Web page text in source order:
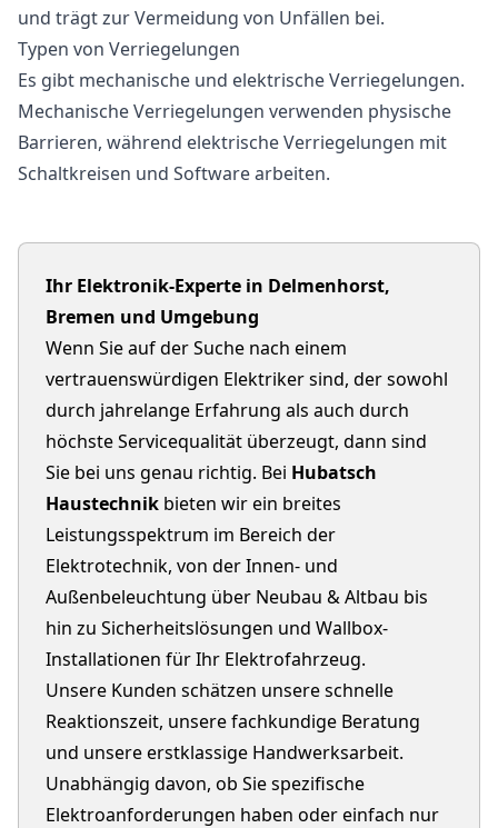
und trägt zur Vermeidung von Unfällen bei.
Typen von Verriegelungen
Es gibt mechanische und elektrische Verriegelungen.
Mechanische Verriegelungen verwenden physische
Barrieren, während elektrische Verriegelungen mit
Schaltkreisen und Software arbeiten.
Ihr Elektronik-Experte in Delmenhorst,
Bremen und Umgebung
Wenn Sie auf der Suche nach einem
vertrauenswürdigen Elektriker sind, der sowohl
durch jahrelange Erfahrung als auch durch
höchste Servicequalität überzeugt, dann sind
Sie bei uns genau richtig. Bei Hubatsch
Haustechnik bieten wir ein breites
Leistungsspektrum im Bereich der
Elektrotechnik, von der Innen- und
Außenbeleuchtung über Neubau & Altbau bis
hin zu Sicherheitslösungen und Wallbox-
Installationen für Ihr Elektrofahrzeug.
Unsere Kunden schätzen unsere schnelle
Reaktionszeit, unsere fachkundige Beratung
und unsere erstklassige Handwerksarbeit.
Unabhängig davon, ob Sie spezifische
Elektroanforderungen haben oder einfach nur